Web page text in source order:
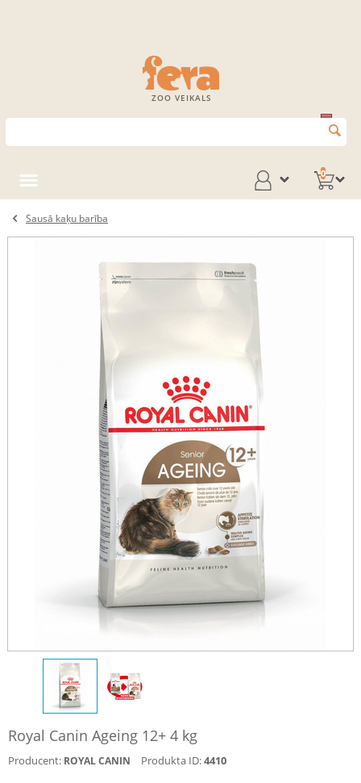
ZOO VEIKALS
0
Sausā kaķu barība
Royal Canin Ageing 12+ 4 kg
Producent: ROYAL CANIN Produkta ID:4410